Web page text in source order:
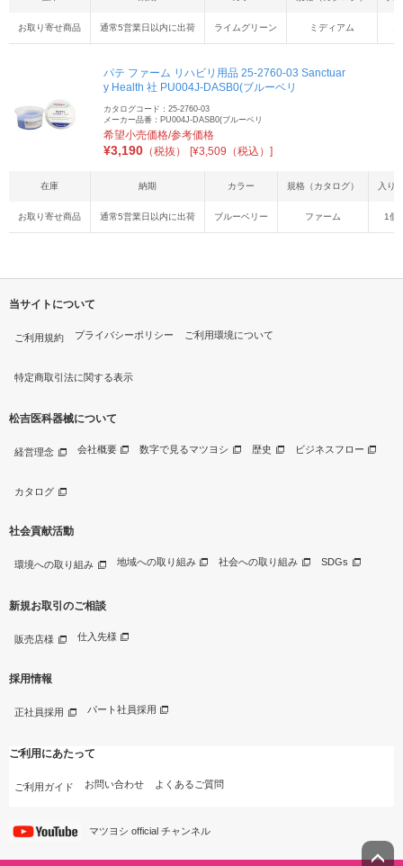
お取り寄せ商品 通常5営業日以内に出荷 ライムグリーン ミディアム
パテ ファーム リハビリ用品 25-2760-03 Sanctuar
y Health 社 PU004J-DASB0(ブルーベリ
カタログコード：25-2760-03
メーカー品番：PU004J-DASB0(ブルーベリ
希望小売価格/参考価格
¥3,190 （税抜） [¥3,509（税込）]
在庫 納期 カラー 規格（カタログ） 入り
お取り寄せ商品 通常5営業日以内に出荷 ブルーベリー ファーム 1個
当サイトについて
ご利用規約 プライバシーポリシー ご利用環境について
特定商取引法に関する表示
松吉医科器械について
経営理念 会社概要 数字で見るマツヨシ 歴史 ビジネスフロー
カタログ
社会貢献活動
環境への取り組み 地域への取り組み 社会への取り組み SDGs
新規お取引のご相談
販売店様 仕入先様
採用情報
正社員採用 パート社員採用
ご利用にあたって
ご利用ガイド お問い合わせ よくあるご質問
マツヨシ official チャンネル